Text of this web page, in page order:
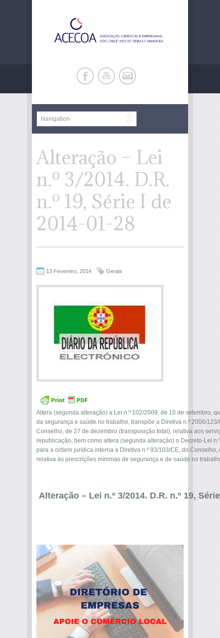
Alteração – Lei
n.º 3/2014. D.R.
n.º 19, Série I de
2014-01-28
13 Fevereiro, 2014 Gerais
Altera (segunda alteração) a Lei n.º 102/2009, de 10 de setembro,
da segurança e saúde no trabalho, transpõe a Diretiva n.º 2006/
Conselho, de 27 de dezembro (transposição total), relativa aos
republicação, bem como altera (segunda alteração) o Decreto-Lei
para a ordem jurídica interna a Diretiva n.º 93/103/CE, do
relativa às prescrições mínimas de segurança e de saúde no
Alteração – Lei n.º 3/2014. D.R. n.º 19,